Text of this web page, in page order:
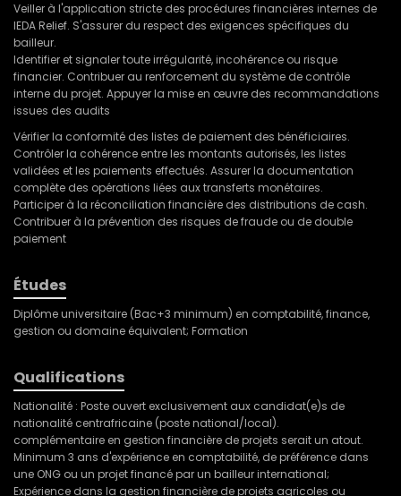
Veiller à l'application stricte des procédures financières internes de
IEDA Relief. S'assurer du respect des exigences spécifiques du
bailleur.
Identifier et signaler toute irrégularité, incohérence ou risque
financier. Contribuer au renforcement du système de contrôle
interne du projet. Appuyer la mise en œuvre des recommandations
issues des audits
Vérifier la conformité des listes de paiement des bénéficiaires.
Contrôler la cohérence entre les montants autorisés, les listes
validées et les paiements effectués. Assurer la documentation
complète des opérations liées aux transferts monétaires.
Participer à la réconciliation financière des distributions de cash.
Contribuer à la prévention des risques de fraude ou de double
paiement
Études
Diplôme universitaire (Bac+3 minimum) en comptabilité, finance,
gestion ou domaine équivalent; Formation
Qualifications
Nationalité : Poste ouvert exclusivement aux candidat(e)s de
nationalité centrafricaine (poste national/local).
complémentaire en gestion financière de projets serait un atout.
Minimum 3 ans d'expérience en comptabilité, de préférence dans
une ONG ou un projet financé par un bailleur international;
Expérience dans la gestion financière de projets agricoles ou